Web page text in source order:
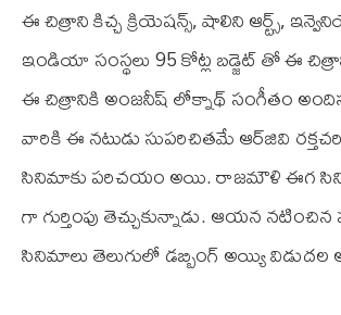
ఈ చిత్రాని కిచ్చ క్రియెషన్స్, షాలిని ఆర్ట్స్,
ఇండియా సంస్థలు 95 కోట్ల బడ్జెట్ తో ఈ చిత్రాని
ఈ చిత్రానికి అంజనీష్ లోక్నాథ్ సంగీతం
వారికి ఈ నటుడు సుపరిచితమే ఆర్‌జి‌వి
సినిమాకు పరిచయం అయి. రాజమౌళి ఈగ
గా గుర్తింపు తెచ్చుకున్నాడు. ఆయన నటించిన
సినిమాలు తెలుగులో డబ్బింగ్ అయ్యి